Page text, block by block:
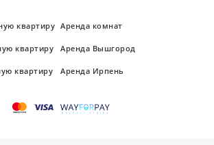
квартиру
квартиру
квартиру
Аренда комнат
Аренда Вышгород
Аренда Ирпень